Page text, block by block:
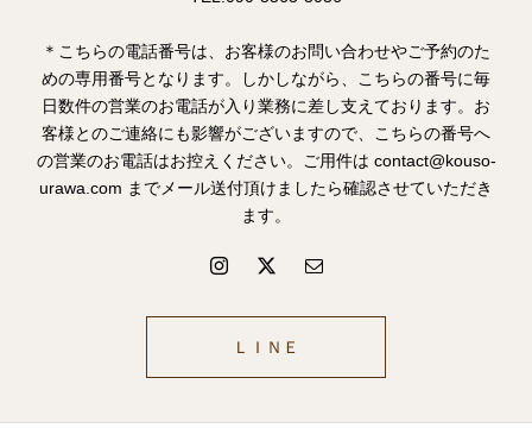
＊こちらの電話番号は、お客様のお問い合わせやご予約のた
めの専用番号となります。しかしながら、こちらの番号に毎
日数件の営業のお電話が入り業務に差し支えております。お
客様とのご連絡にも影響がございますので、こちらの番号へ
の営業のお電話はお控えください。ご用件は contact@kouso-
urawa.com までメール送付頂けましたら確認させていただき
ます。
ＬＩＮＥ